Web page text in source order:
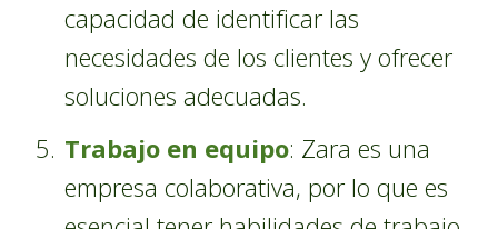
capacidad de identificar las
necesidades de los clientes y ofrecer
soluciones adecuadas.
Trabajo en equipo: Zara es una
empresa colaborativa, por lo que es